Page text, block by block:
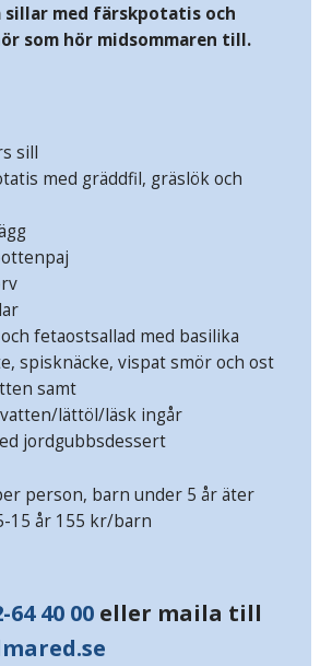
sillar med färskpotatis och
som hör midsommaren till.
sill
med gräddfil, gräslök och
fetaostsallad med basilika
spisknäcke, vispat smör och ost
samt
lättöl/läsk ingår
jordgubbsdessert
person, barn under 5 år äter
15 år 155 kr/barn
64 40 00eller maila till